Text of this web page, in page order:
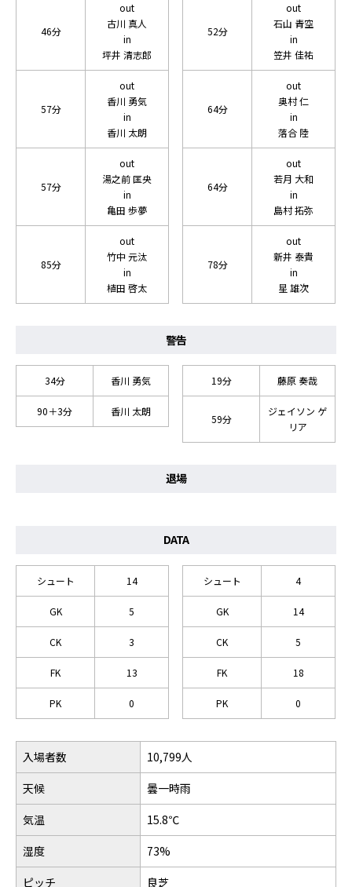
46分
out
古川 真人
in
坪井 清志郎
57分
out
香川 勇気
in
香川 太朗
57分
out
湯之前 匡央
in
亀田 歩夢
85分
out
竹中 元汰
in
植田 啓太
52分
out
石山 青空
in
笠井 佳祐
64分
out
奥村 仁
in
落合 陸
64分
out
若月 大和
in
島村 拓弥
78分
out
新井 泰貴
in
星 雄次
警告
34分 香川 勇気
90＋3分 香川 太朗
19分 藤原 奏哉
59分
ジェイソン ゲ
リア
退場
DATA
シュート 14
GK 5
CK 3
FK 13
PK 0
シュート 4
GK 14
CK 5
FK 18
PK 0
入場者数
10,799人
天候
曇一時雨
気温
15.8℃
湿度
73%
ピッチ
良芝